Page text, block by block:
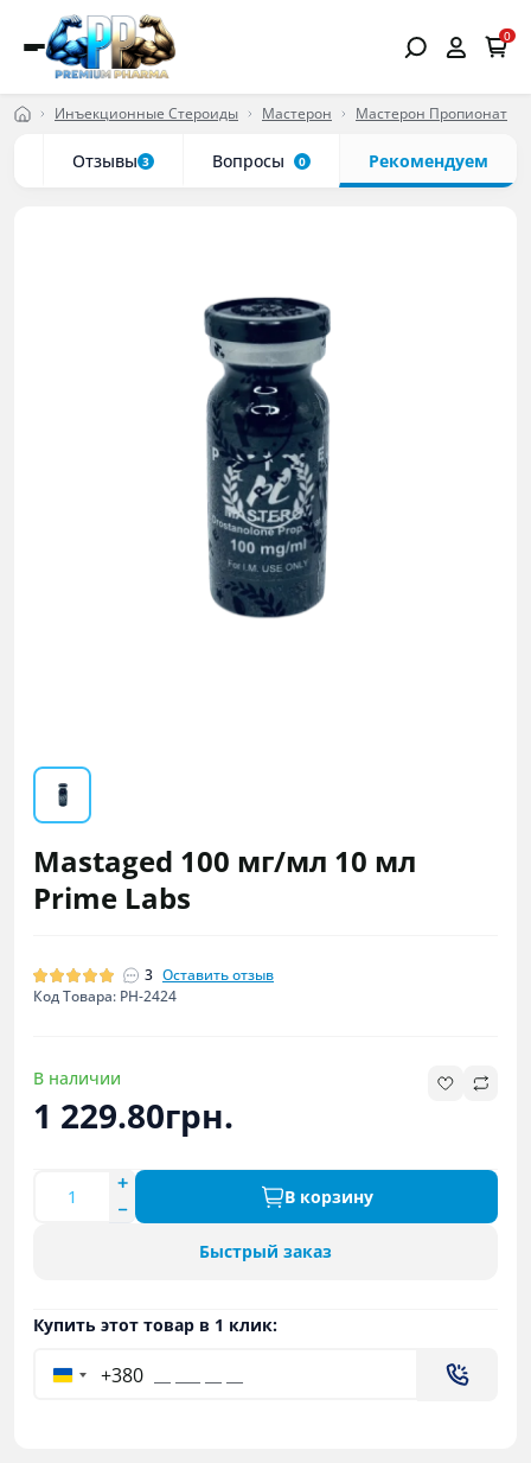
0
Инъекционные Стероиды Мастерон Мастерон Пропионат
Отзывы 3 Вопросы 0 Рекомендуем
Mastaged 100 мг/мл 10 мл
Prime Labs
3 Оставить отзыв
Код Товара: PH-2424
В наличии
1 229.80грн.
В корзину
Быстрый заказ
Купить этот товар в 1 клик:
+380